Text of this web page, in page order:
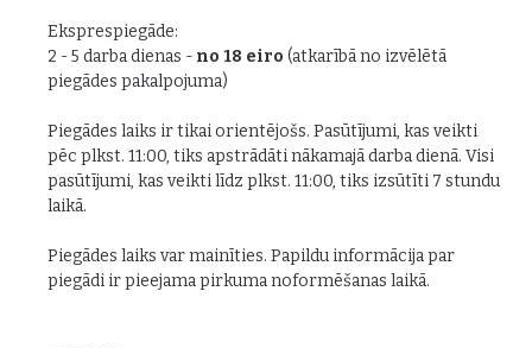
Eksprespiegāde:
2 - 5 darba dienas - no 18 eiro (atkarībā no izvēlētā
piegādes pakalpojuma)
Piegādes laiks ir tikai orientējošs. Pasūtījumi, kas veikti
pēc plkst. 11:00, tiks apstrādāti nākamajā darba dienā. Visi
pasūtījumi, kas veikti līdz plkst. 11:00, tiks izsūtīti 7 stundu
laikā.
Piegādes laiks var mainīties. Papildu informācija par
piegādi ir pieejama pirkuma noformēšanas laikā.